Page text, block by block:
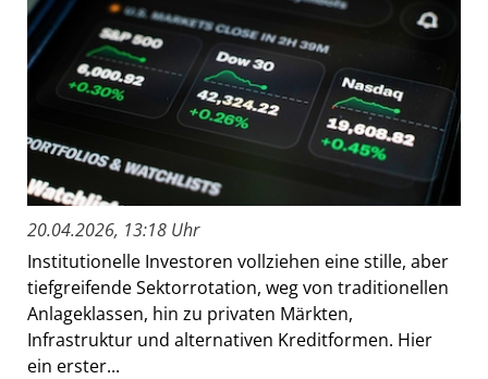
20.04.2026, 13:18 Uhr
Institutionelle Investoren vollziehen eine stille, aber
tiefgreifende Sektorrotation, weg von traditionellen
Anlageklassen, hin zu privaten Märkten,
Infrastruktur und alternativen Kreditformen. Hier
ein erster...